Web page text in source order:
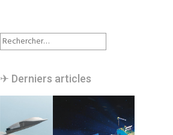
Rechercher :
✈︎ Derniers articles